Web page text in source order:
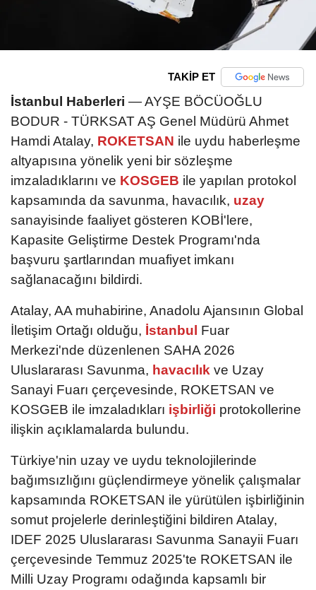
TAKİP ET
İstanbul Haberleri — AYŞE BÖCÜOĞLU
BODUR - TÜRKSAT AŞ Genel Müdürü Ahmet
Hamdi Atalay, ROKETSAN ile uydu haberleşme
altyapısına yönelik yeni bir sözleşme
imzaladıklarını ve KOSGEB ile yapılan protokol
kapsamında da savunma, havacılık, uzay
sanayisinde faaliyet gösteren KOBİ'lere,
Kapasite Geliştirme Destek Programı'nda
başvuru şartlarından muafiyet imkanı
sağlanacağını bildirdi.
Atalay, AA muhabirine, Anadolu Ajansının Global
İletişim Ortağı olduğu, İstanbul Fuar
Merkezi'nde düzenlenen SAHA 2026
Uluslararası Savunma, havacılık ve Uzay
Sanayi Fuarı çerçevesinde, ROKETSAN ve
KOSGEB ile imzaladıkları işbirliği protokollerine
ilişkin açıklamalarda bulundu.
Türkiye'nin uzay ve uydu teknolojilerinde
bağımsızlığını güçlendirmeye yönelik çalışmalar
kapsamında ROKETSAN ile yürütülen işbirliğinin
somut projelerle derinleştiğini bildiren Atalay,
IDEF 2025 Uluslararası Savunma Sanayii Fuarı
çerçevesinde Temmuz 2025'te ROKETSAN ile
Milli Uzay Programı odağında kapsamlı bir